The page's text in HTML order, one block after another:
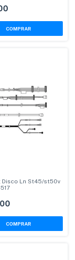
Disco Ln St45/st50v